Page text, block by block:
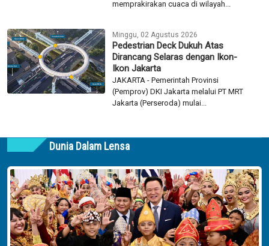
memprakirakan cuaca di wilayah...
Minggu, 02 Agustus 2026
Pedestrian Deck Dukuh Atas
Dirancang Selaras dengan Ikon-
Ikon Jakarta
JAKARTA - Pemerintah Provinsi
(Pemprov) DKI Jakarta melalui PT MRT
Jakarta (Perseroda) mulai...
Dunia Dalam Lensa